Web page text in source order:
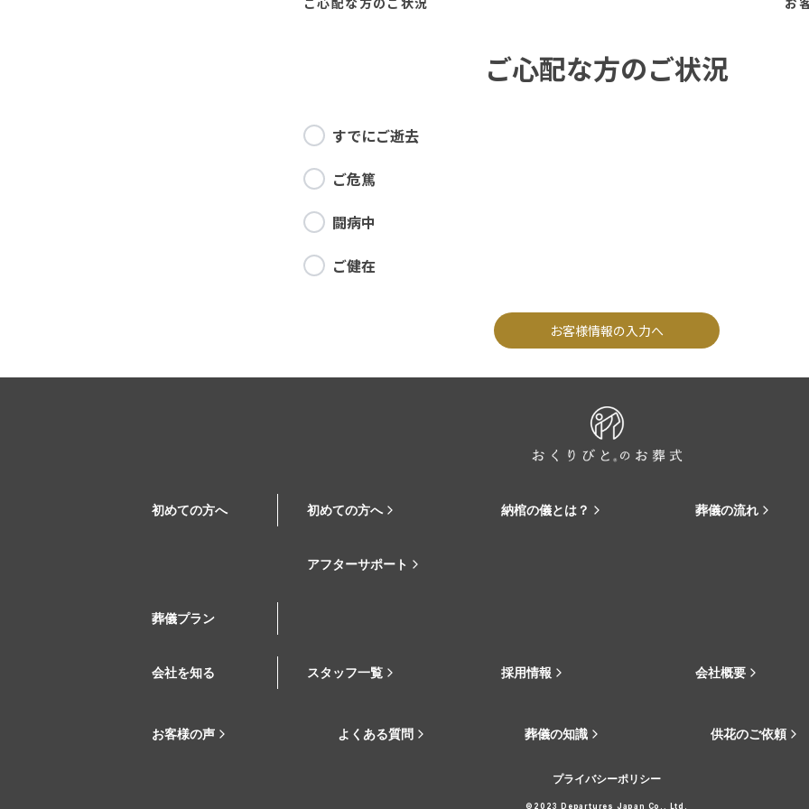
ご心配な方のご状況
すでにご逝去
ご危篤
闘病中
ご健在
お客様情報の入力へ
初めての方へ 初めての方へ 納棺の儀とは？ 葬儀の流れ
アフターサポート
葬儀プラン
会社を知る スタッフ一覧 採用情報 会社概要
お客様の声 よくある質問 葬儀の知識 供花のご依頼
プライバシーポリシー
©2023 Departures Japan Co., Ltd.